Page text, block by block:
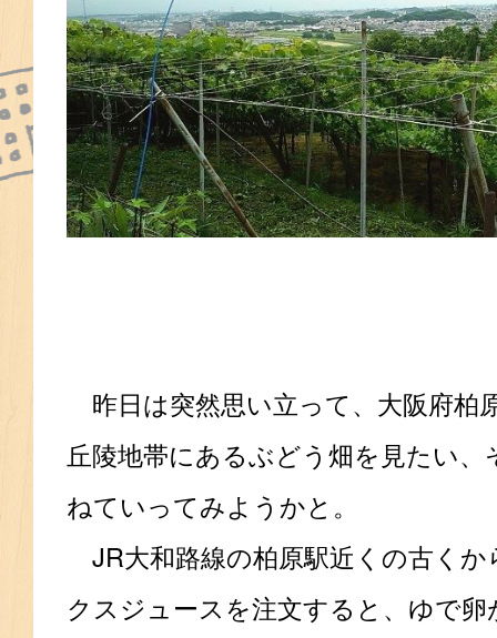
昨日は突然思い立って、大阪府柏
丘陵地帯にあるぶどう畑を見たい
ねていってみようかと。
JR大和路線の柏原駅近くの古く
クスジュースを注文すると、ゆで